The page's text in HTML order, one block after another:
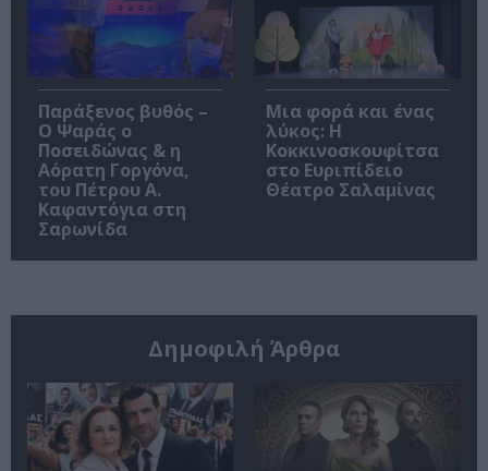
Παράξενος βυθός –
Ο Ψαράς ο
Ποσειδώνας & η
Αόρατη Γοργόνα,
του Πέτρου Α.
Καφαντόγια στη
Σαρωνίδα
Μια φορά και ένας
λύκος: Η
Κοκκινοσκουφίτσα
στο Ευριπίδειο
Θέατρο Σαλαμίνας
Δημοφιλή Άρθρα